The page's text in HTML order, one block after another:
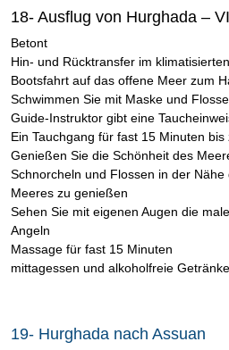
18- Ausflug von Hurghada –
Betont
Hin- und Rücktransfer im
Bootsfahrt auf das offene Meer zum
Schwimmen Sie mit Maske und
Guide-Instruktor gibt eine
Ein Tauchgang für fast 15 Minuten
Genießen Sie die Schönheit des
Schnorcheln und Flossen in der
Meeres zu genießen
Sehen Sie mit eigenen Augen die
Angeln
Massage für fast 15 Minuten
mittagessen und alkoholfreie Getränke
19- Hurghada nach Assuan